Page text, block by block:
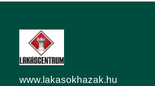
www.lakasokhazak.hu